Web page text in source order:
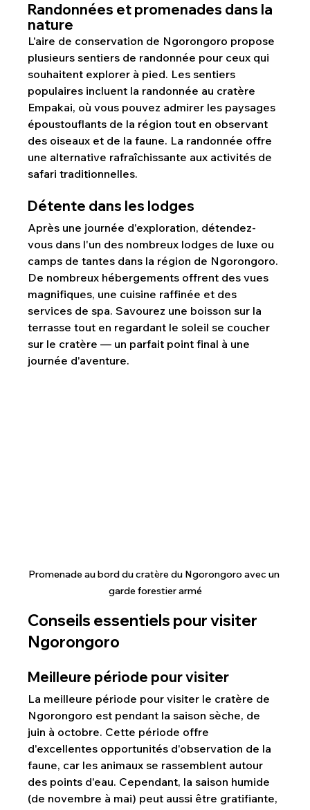
Randonnées et promenades dans la
nature
L'aire de conservation de Ngorongoro propose
plusieurs sentiers de randonnée pour ceux qui
souhaitent explorer à pied. Les sentiers
populaires incluent la randonnée au cratère
Empakai, où vous pouvez admirer les paysages
époustouflants de la région tout en observant
des oiseaux et de la faune. La randonnée offre
une alternative rafraîchissante aux activités de
safari traditionnelles.
Détente dans les lodges
Après une journée d'exploration, détendez-
vous dans l'un des nombreux lodges de luxe ou
camps de tantes dans la région de Ngorongoro.
De nombreux hébergements offrent des vues
magnifiques, une cuisine raffinée et des
services de spa. Savourez une boisson sur la
terrasse tout en regardant le soleil se coucher
sur le cratère — un parfait point final à une
journée d'aventure.
Promenade au bord du cratère du Ngorongoro avec un
garde forestier armé
Conseils essentiels pour visiter
Ngorongoro
Meilleure période pour visiter
La meilleure période pour visiter le cratère de
Ngorongoro est pendant la saison sèche, de
juin à octobre. Cette période offre
d'excellentes opportunités d'observation de la
faune, car les animaux se rassemblent autour
des points d'eau. Cependant, la saison humide
(de novembre à mai) peut aussi être gratifiante,